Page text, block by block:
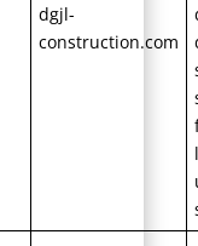
dgjl-
construction.com